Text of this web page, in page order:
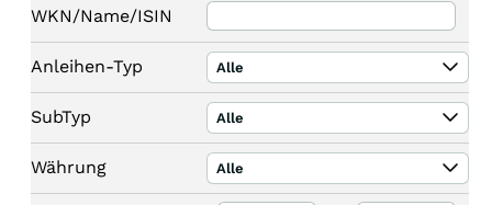
WKN/Name/ISIN
Anleihen-Typ Alle
SubTyp Alle
Währung Alle